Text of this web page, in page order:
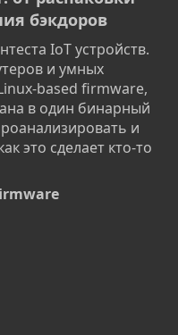
бэкдоров​
IoT устройств.
и умных
based firmware,
в один бинарный
и
это сделает кто-то